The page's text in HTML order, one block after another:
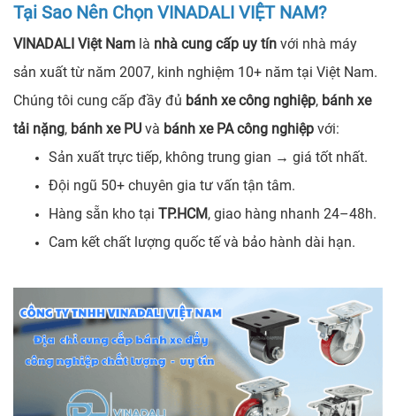
Tại Sao Nên Chọn VINADALI VIỆT NAM?
VINADALI Việt Nam là nhà cung cấp uy tín với nhà máy
sản xuất từ năm 2007, kinh nghiệm 10+ năm tại Việt Nam.
Chúng tôi cung cấp đầy đủ bánh xe công nghiệp, bánh xe
tải nặng, bánh xe PU và bánh xe PA công nghiệp với:
Sản xuất trực tiếp, không trung gian → giá tốt nhất.
Đội ngũ 50+ chuyên gia tư vấn tận tâm.
Hàng sẵn kho tại TP.HCM, giao hàng nhanh 24–48h.
Cam kết chất lượng quốc tế và bảo hành dài hạn.